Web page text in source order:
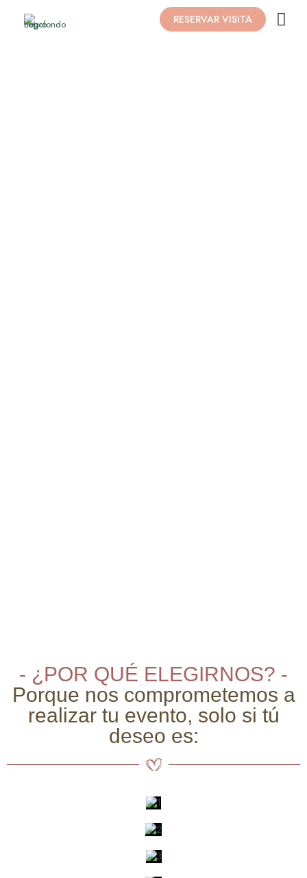
RESERVAR VISITA
- ¿POR QUÉ ELEGIRNOS? -
Porque nos comprometemos a
realizar tu evento, solo si tú
deseo es: